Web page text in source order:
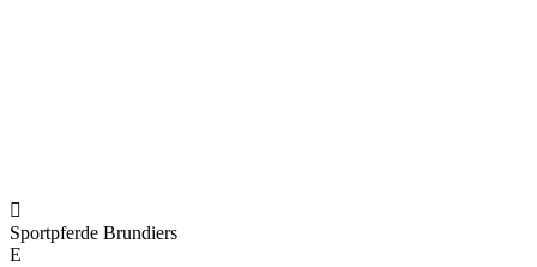

Sportpferde Brundiers
E